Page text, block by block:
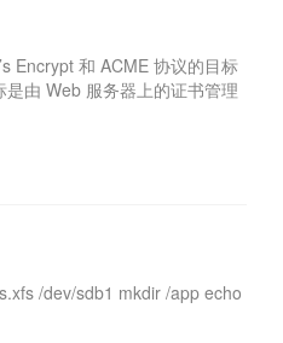
Encrypt 和 ACME 协议的目标
由 Web 服务器上的证书管理
/dev/sdb1 mkdir /app echo